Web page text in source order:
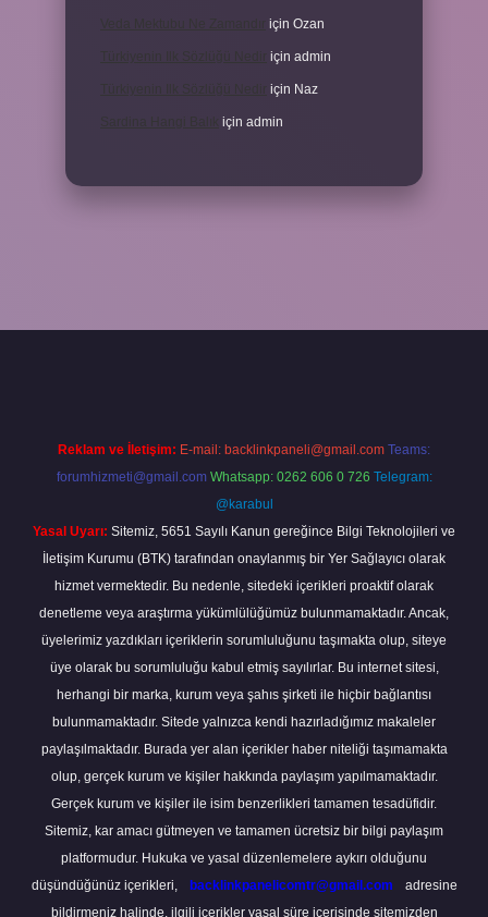
Veda Mektubu Ne Zamandır için Ozan
için admin
için Naz
için admin
Reklam ve İletişim: E-mail: backlinkpaneli@gmail.com Teams:
forumhizmeti@gmail.com Whatsapp: 0262 606 0 726 Telegram:
@karabul
Yasal Uyarı: Sitemiz, 5651 Sayılı Kanun gereğince Bilgi Teknolojileri ve
İletişim Kurumu (BTK) tarafından onaylanmış bir Yer Sağlayıcı olarak
hizmet vermektedir. Bu nedenle, sitedeki içerikleri proaktif olarak
denetleme veya araştırma yükümlülüğümüz bulunmamaktadır. Ancak,
üyelerimiz yazdıkları içeriklerin sorumluluğunu taşımakta olup, siteye
üye olarak bu sorumluluğu kabul etmiş sayılırlar. Bu internet sitesi,
herhangi bir marka, kurum veya şahıs şirketi ile hiçbir bağlantısı
bulunmamaktadır. Sitede yalnızca kendi hazırladığımız makaleler
paylaşılmaktadır. Burada yer alan içerikler haber niteliği taşımamakta
olup, gerçek kurum ve kişiler hakkında paylaşım yapılmamaktadır.
Gerçek kurum ve kişiler ile isim benzerlikleri tamamen tesadüfidir.
Sitemiz, kar amacı gütmeyen ve tamamen ücretsiz bir bilgi paylaşım
platformudur. Hukuka ve yasal düzenlemelere aykırı olduğunu
düşündüğünüz içerikleri,
backlinkpanelicomtr@gmail.com
adresine
bildirmeniz halinde, ilgili içerikler yasal süre içerisinde sitemizden